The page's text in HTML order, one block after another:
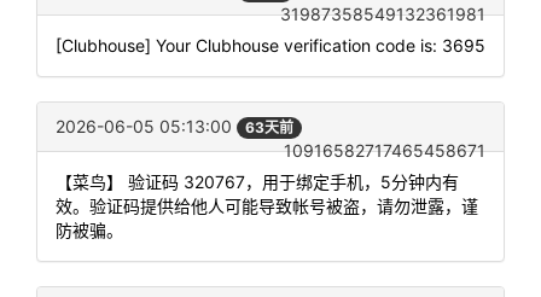
31987358549132361981
[Clubhouse] Your Clubhouse verification code is: 3695
2026-06-05 05:13:00 63天前
10916582717465458671
【菜鸟】 验证码 320767，用于绑定手机，5分钟内有
效。验证码提供给他人可能导致帐号被盗，请勿泄露，谨
防被骗。